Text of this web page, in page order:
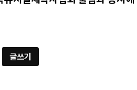
글쓰기